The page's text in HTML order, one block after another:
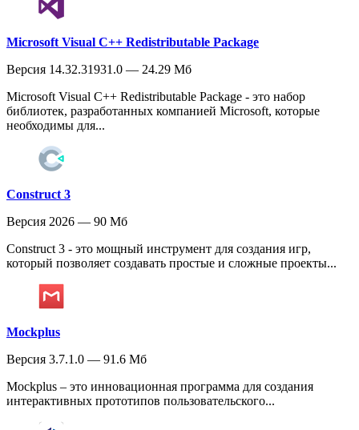
Microsoft Visual C++ Redistributable Package
Версия 14.32.31931.0 — 24.29 Мб
Microsoft Visual C++ Redistributable Package - это набор
библиотек, разработанных компанией Microsoft, которые
необходимы для...
Construct 3
Версия 2026 — 90 Мб
Construct 3 - это мощный инструмент для создания игр,
который позволяет создавать простые и сложные проекты...
Mockplus
Версия 3.7.1.0 — 91.6 Мб
Mockplus – это инновационная программа для создания
интерактивных прототипов пользовательского...